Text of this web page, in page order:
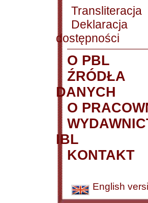
Transliteracja
Deklaracja
dostępności
O PBL
ŹRÓDŁA
DANYCH
O
IBL
KONTAKT
English